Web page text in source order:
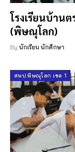
โรงเรียนบ้าน
(พิษณุโลก)
By นักเรียน นักศึกษา
สพป.พิษณุโลก เขต 1